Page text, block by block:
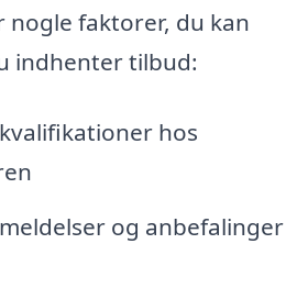
nogle faktorer, du kan
indhenter tilbud:
hos
og anbefalinger